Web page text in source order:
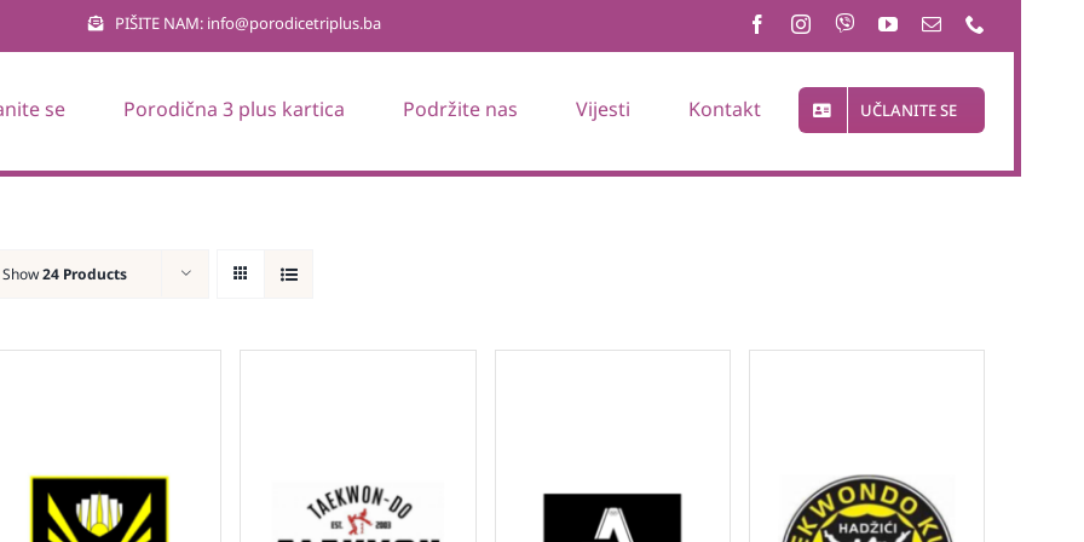
PIŠITE NAM: info@porodicetriplus.ba
se Porodična 3 plus kartica Podržite nas Vijesti Kontakt UČLANITE SE
Show24 Products